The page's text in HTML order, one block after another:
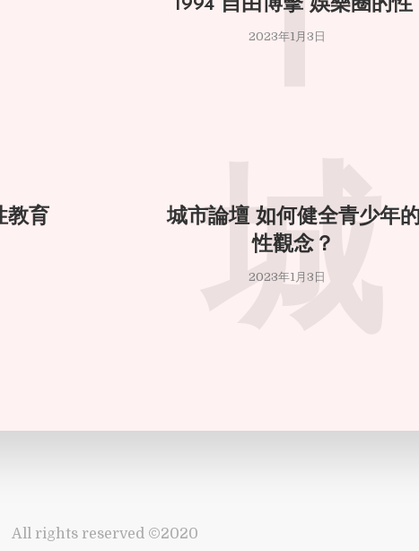
1994 自由博擊 娛樂圈的性
2023年1月3日
1
教育
城市論壇 如何健全青少年的
性觀念？
2023年1月3日
城
All rights reserved ©2020